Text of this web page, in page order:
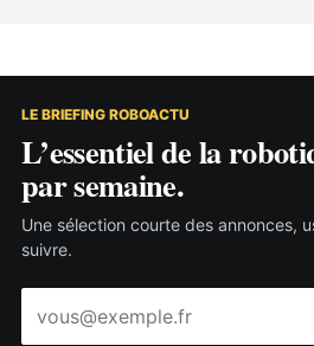
LE BRIEFING ROBOACTU
L’essentiel de la
par semaine.
Une sélection courte des annonces,
suivre.